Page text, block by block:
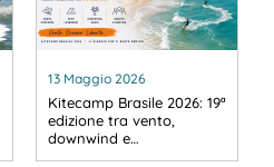
13 Maggio 2026
Kitecamp Brasile 2026: 19ª
edizione tra vento,
downwind e…